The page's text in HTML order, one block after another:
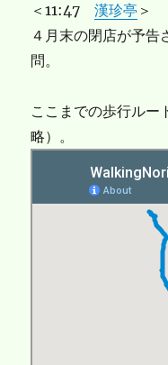
＜11:47漢珍亭 ＞
４月末の閉店が予告
問。
ここまでの歩行ルー
略）。